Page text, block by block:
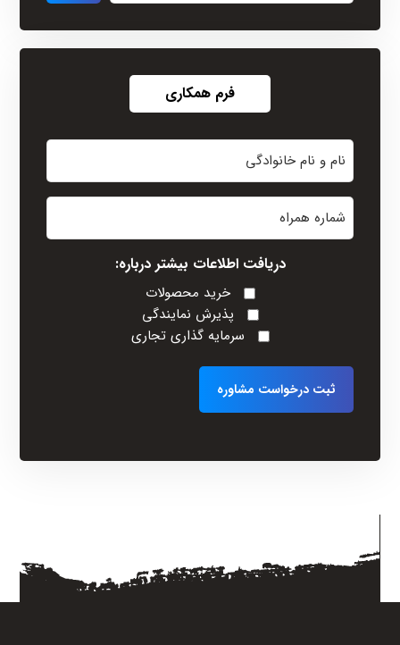
فرم همکاری
نام
(Required)
دریافت اطلاعات بیشتر درباره:
خرید محصولات
پذیرش نمایندگی
سرمایه گذاری تجاری